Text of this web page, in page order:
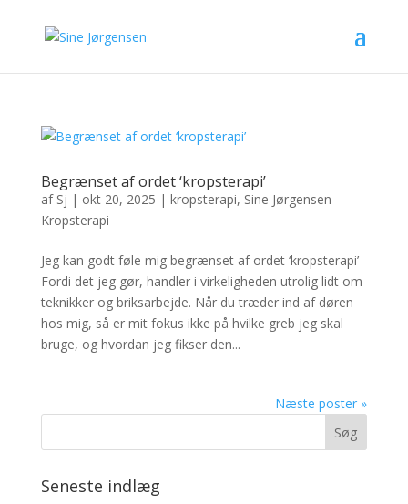
Begrænset af ordet ‘kropsterapi’
af Sj | okt 20, 2025 | kropsterapi, Sine Jørgensen
Kropsterapi
Jeg kan godt føle mig begrænset af ordet ‘kropsterapi’
Fordi det jeg gør, handler i virkeligheden utrolig lidt om
teknikker og briksarbejde. Når du træder ind af døren
hos mig, så er mit fokus ikke på hvilke greb jeg skal
bruge, og hvordan jeg fikser den...
Næste poster »
Seneste indlæg